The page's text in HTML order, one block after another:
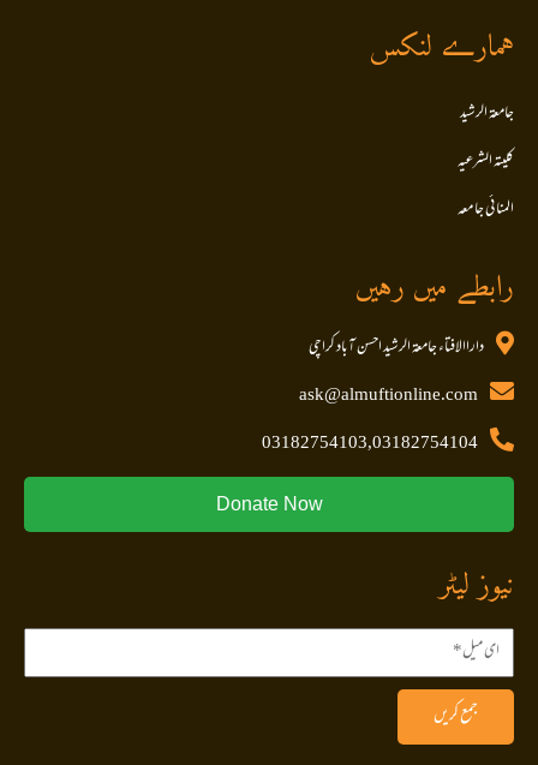
ہمارے لنکس
جامعۃ الرشید
کلیتہ الشرعیہ
المنا ئی جا معہ
رابطے میں رہیں
داراالافتاء جامعۃ الرشید احسن آباد کراچی
ask@almuftionline.com
03182754103,03182754104
Donate Now
نیوز لیٹر
جمع کریں